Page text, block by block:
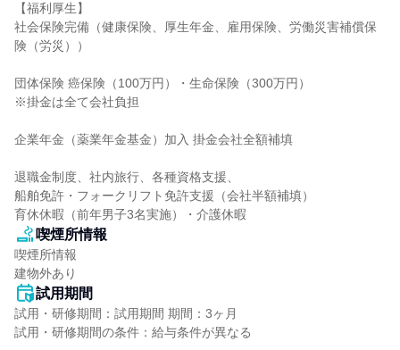
【福利厚生】
社会保険完備（健康保険、厚生年金、雇用保険、労働災害補償保
険（労災））
団体保険 癌保険（100万円）・生命保険（300万円）
※掛金は全て会社負担
企業年金（薬業年金基金）加入 掛金会社全額補填
退職金制度、社内旅行、各種資格支援、
船舶免許・フォークリフト免許支援（会社半額補填）
育休休暇（前年男子3名実施）・介護休暇
喫煙所情報
喫煙所情報
建物外あり
試用期間
試用・研修期間：試用期間 期間：3ヶ月
試用・研修期間の条件：給与条件が異なる